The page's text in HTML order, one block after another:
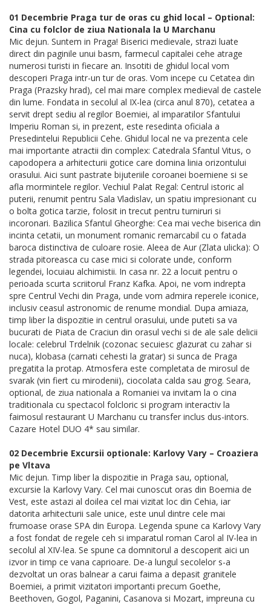
01 Decembrie Praga tur de oras cu ghid local – Optional:
Cina cu folclor de ziua Nationala la U Marchanu
Mic dejun. Suntem in Praga! Biserici medievale, strazi luate
direct din paginile unui basm, farmecul capitalei cehe atrage
numerosi turisti in fiecare an. Insotiti de ghidul local vom
descoperi Praga intr-un tur de oras. Vom incepe cu Cetatea din
Praga (Prazsky hrad), cel mai mare complex medieval de castele
din lume. Fondata in secolul al IX-lea (circa anul 870), cetatea a
servit drept sediu al regilor Boemiei, al imparatilor Sfantului
Imperiu Roman si, in prezent, este resedinta oficiala a
Presedintelui Republicii Cehe. Ghidul local ne va prezenta cele
mai importante atractii din complex: Catedrala Sfantul Vitus, o
capodopera a arhitecturii gotice care domina linia orizontului
orasului. Aici sunt pastrate bijuteriile coroanei boemiene si se
afla mormintele regilor. Vechiul Palat Regal: Centrul istoric al
puterii, renumit pentru Sala Vladislav, un spatiu impresionant cu
o bolta gotica tarzie, folosit in trecut pentru turniruri si
incoronari. Bazilica Sfantul Gheorghe: Cea mai veche biserica din
incinta cetatii, un monument romanic remarcabil cu o fatada
baroca distinctiva de culoare rosie. Aleea de Aur (Zlata ulicka): O
strada pitoreasca cu case mici si colorate unde, conform
legendei, locuiau alchimistii. In casa nr. 22 a locuit pentru o
perioada scurta scriitorul Franz Kafka. Apoi, ne vom indrepta
spre Centrul Vechi din Praga, unde vom admira reperele iconice,
inclusiv ceasul astronomic de renume mondial. Dupa amiaza,
timp liber la dispozitie in centrul orasului, unde puteti sa va
bucurati de Piata de Craciun din orasul vechi si de ale sale delicii
locale: celebrul Trdelnik (cozonac secuiesc glazurat cu zahar si
nuca), klobasa (carnati cehesti la gratar) si sunca de Praga
pregatita la protap. Atmosfera este completata de mirosul de
svarak (vin fiert cu mirodenii), ciocolata calda sau grog. Seara,
optional, de ziua nationala a Romaniei va invitam la o cina
traditionala cu spectacol folcloric si program interactiv la
faimosul restaurant U Marchanu cu transfer inclus dus-intors.
Cazare Hotel DUO 4* sau similar.
02 Decembrie Excursii optionale: Karlovy Vary – Croaziera
pe Vltava
Mic dejun. Timp liber la dispozitie in Praga sau, optional,
excursie la Karlovy Vary. Cel mai cunoscut oras din Boemia de
Vest, este astazi al doilea cel mai vizitat loc din Cehia, iar
datorita arhitecturii sale unice, este unul dintre cele mai
frumoase orase SPA din Europa. Legenda spune ca Karlovy Vary
a fost fondat de regele ceh si imparatul roman Carol al IV-lea in
secolul al XIV-lea. Se spune ca domnitorul a descoperit aici un
izvor in timp ce vana caprioare. De-a lungul secolelor s-a
dezvoltat un oras balnear a carui faima a depasit granitele
Boemiei, a primit vizitatori importanti precum Goethe,
Beethoven, Gogol, Paganini, Casanova si Mozart, impreuna cu